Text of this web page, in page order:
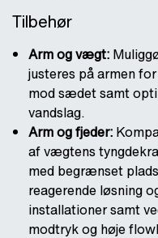
Tilbehør
Arm og vægt:
justeres på armen
mod sædet samt
vandslag.
Arm og fjeder:
af vægtens
med begrænset
reagerende løsning
installationer samt
modtryk og høje